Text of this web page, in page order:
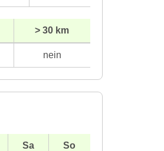
> 30 km
nein
Sa So